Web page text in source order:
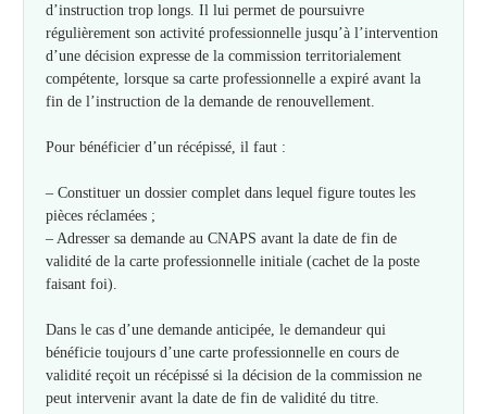
d’instruction trop longs. Il lui permet de poursuivre
régulièrement son activité professionnelle jusqu’à l’intervention
d’une décision expresse de la commission territorialement
compétente, lorsque sa carte professionnelle a expiré avant la
fin de l’instruction de la demande de renouvellement.
Pour bénéficier d’un récépissé, il faut :
– Constituer un dossier complet dans lequel figure toutes les
pièces réclamées ;
– Adresser sa demande au CNAPS avant la date de fin de
validité de la carte professionnelle initiale (cachet de la poste
faisant foi).
Dans le cas d’une demande anticipée, le demandeur qui
bénéficie toujours d’une carte professionnelle en cours de
validité reçoit un récépissé si la décision de la commission ne
peut intervenir avant la date de fin de validité du titre.